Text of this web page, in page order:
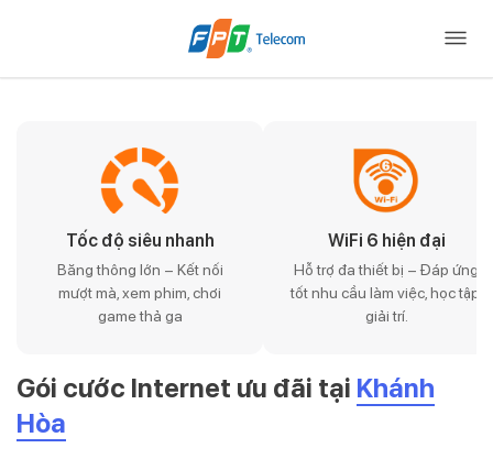
Tốc độ siêu nhanh
Băng thông lớn – Kết nối
mượt mà, xem phim, chơi
game thả ga
WiFi 6 hiện đại
Hỗ trợ đa thiết bị – Đáp ứng
tốt nhu cầu làm việc, học tập,
giải trí.
Gói cước Internet ưu đãi tại Khánh
Hòa